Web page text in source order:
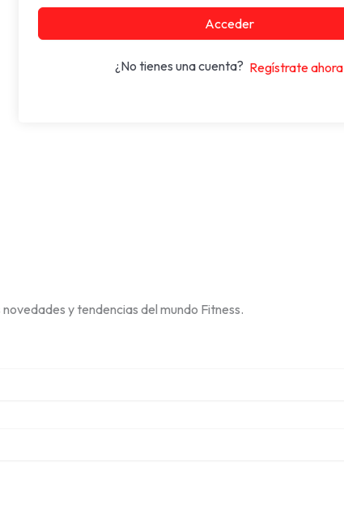
Acceder
¿No tienes una cuenta? Regístrate ahora
y tendencias del mundo Fitness.